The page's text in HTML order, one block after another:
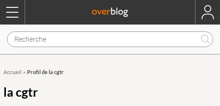
Accueil » Profil de la cgtr
la cgtr